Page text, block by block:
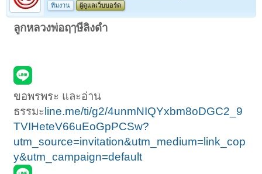
ทีมงาน
ผู้ดูแลเว็บบอร์ด
ลูกหลวงพ่อฤๅษีลิงดำ
ขอพรพระ และอ่าน
ธรรมะ line.me/ti/g2/4unmNIQYxbm8oDGC2_9
TVIHeteV66uEoGpPCSw?
utm_source=invitation&utm_medium=link_cop
y&utm_campaign=default